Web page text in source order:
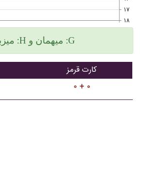
۱۷
۱۸
میزبان | گل های زده سمت چپ و گلهای خورده سمت راست :H میهمان و :G
کارت قرمز
۰ + ۰